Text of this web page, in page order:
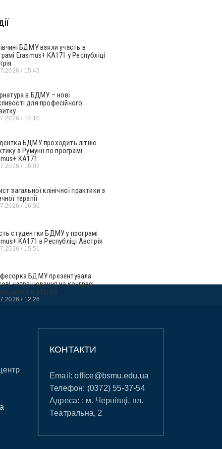
БДМУ взяли участь в
Erasmus+ KA171 у Республіці
15:43
в БДМУ – нові
для професійного
14:10
БДМУ проходить літню
в Румунії по програмі
KA171
16:02
загальної клінічної практики з
терапії
16:36
студентки БДМУ у програмі
KA171 в Республіці Австрія
15:51
БДМУ презентувала
напрацювання на конгресі
у Празі
12:26
КОНТАКТИ
Email:office@bsmu.edu.ua
Телефон: (0372) 55-37-54
Адреса: : м. Чернівці, пл.
Театральна, 2